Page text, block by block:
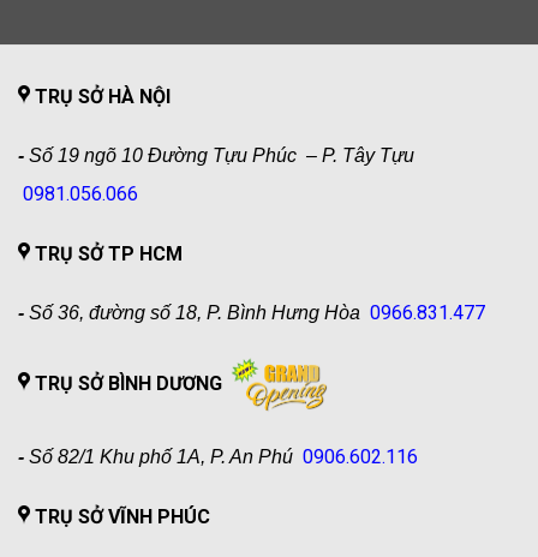
TRỤ SỞ HÀ NỘI
- Số 19 ngõ 10 Đường Tựu Phúc – P. Tây Tựu
0981.056.066
TRỤ SỞ TP HCM
- Số 36, đường số 18, P. Bình Hưng Hòa 0966.831.477
TRỤ SỞ BÌNH DƯƠNG
- Số 82/1 Khu phố 1A, P. An Phú 0906.602.116
TRỤ SỞ VĨNH PHÚC